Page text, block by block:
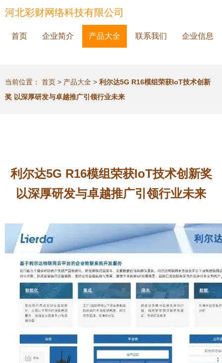
河北彩财网络科技有限公司
首页 企业简介 产品大全 联系我们 企业信息
当前位置： 首页 > 产品大全 > 利尔达5G R16模组荣获IoT技术创新
奖 以深厚研发与卓越推广引领行业未来
利尔达5G R16模组荣获IoT技术创新奖
以深厚研发与卓越推广引领行业未来